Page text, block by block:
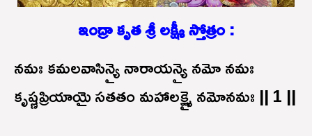
ఇంద్రా కృత శ్రీ లక్ష్మీ స్తోత్రం :
నమః కమలవాసిన్యై నారాయన్యై నమో నమః
కృష్ణప్రియాయై సతతం మహాలక్ష్మై నమోనమః || 1 ||